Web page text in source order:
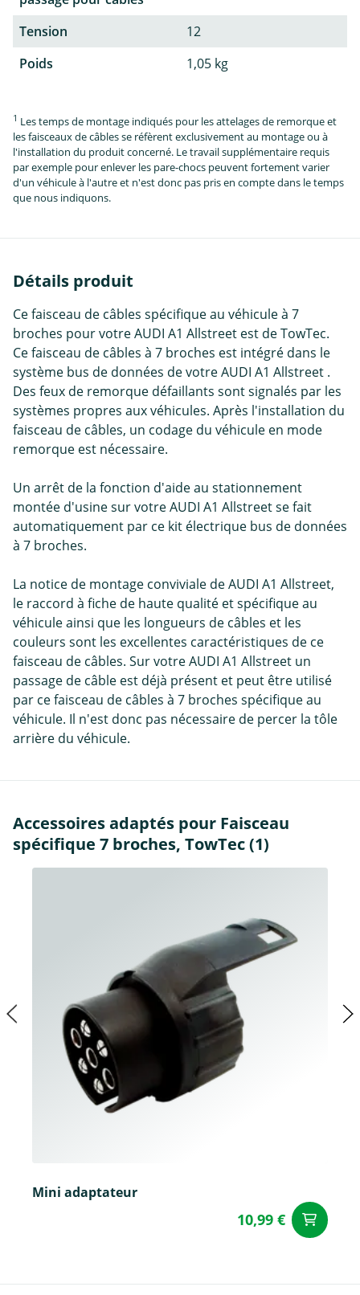
Tension
12
Poids
1,05 kg
1 Les temps de montage indiqués pour les attelages de remorque et
les faisceaux de câbles se réfèrent exclusivement au montage ou à
l'installation du produit concerné. Le travail supplémentaire requis
par exemple pour enlever les pare-chocs peuvent fortement varier
d'un véhicule à l'autre et n'est donc pas pris en compte dans le temps
que nous indiquons.
Détails produit
Ce faisceau de câbles spécifique au véhicule à 7
broches pour votre AUDI A1 Allstreet est de TowTec.
Ce faisceau de câbles à 7 broches est intégré dans le
système bus de données de votre AUDI A1 Allstreet .
Des feux de remorque défaillants sont signalés par les
systèmes propres aux véhicules. Après l'installation du
faisceau de câbles, un codage du véhicule en mode
remorque est nécessaire.
Un arrêt de la fonction d'aide au stationnement
montée d'usine sur votre AUDI A1 Allstreet se fait
automatiquement par ce kit électrique bus de données
à 7 broches.
La notice de montage conviviale de AUDI A1 Allstreet,
le raccord à fiche de haute qualité et spécifique au
véhicule ainsi que les longueurs de câbles et les
couleurs sont les excellentes caractéristiques de ce
faisceau de câbles. Sur votre AUDI A1 Allstreet un
passage de câble est déjà présent et peut être utilisé
par ce faisceau de câbles à 7 broches spécifique au
véhicule. Il n'est donc pas nécessaire de percer la tôle
arrière du véhicule.
Accessoires adaptés pour Faisceau
spécifique 7 broches, TowTec (1)
Mini adaptateur
10,99 €